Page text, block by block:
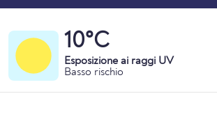
10°C
Esposizione ai raggi UV
Basso rischio